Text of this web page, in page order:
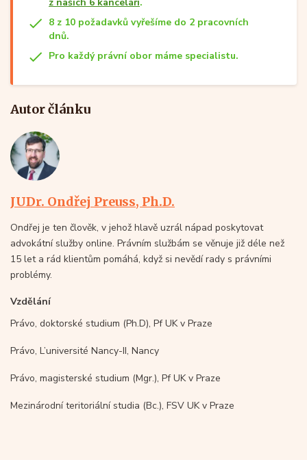
8 z 10 požadavků vyřešíme do 2 pracovních
dnů.
Pro každý právní obor máme specialistu.
Autor článku
JUDr. Ondřej Preuss, Ph.D.
Ondřej je ten člověk, v jehož hlavě uzrál nápad poskytovat
advokátní služby online. Právním službám se věnuje již déle než
15 let a rád klientům pomáhá, když si nevědí rady s právními
problémy.
Vzdělání
Právo, doktorské studium (Ph.D), Pf UK v Praze
Právo, L’université Nancy-II, Nancy
Právo, magisterské studium (Mgr.), Pf UK v Praze
Mezinárodní teritoriální studia (Bc.), FSV UK v Praze